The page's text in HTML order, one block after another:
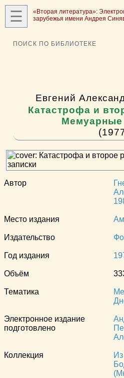
☰
«Вторая литература»:
зарубежья имени Андрея
ПОИСК ПО БИБЛИОТЕКЕ
Евгений
Катастрофа и
Мемуарные
Автор
Место издания
Издательство
Год издания
Объём
Тематика
Электронное издание
подготовлено
Коллекция